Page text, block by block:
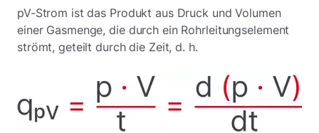
pV-Strom ist das Produkt aus Druck und Volumen
einer Gasmenge, die durch ein Rohrleitungselement
strömt, geteilt durch die Zeit, d. h.